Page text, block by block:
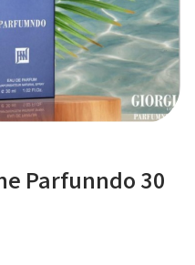
Parfunndo 30